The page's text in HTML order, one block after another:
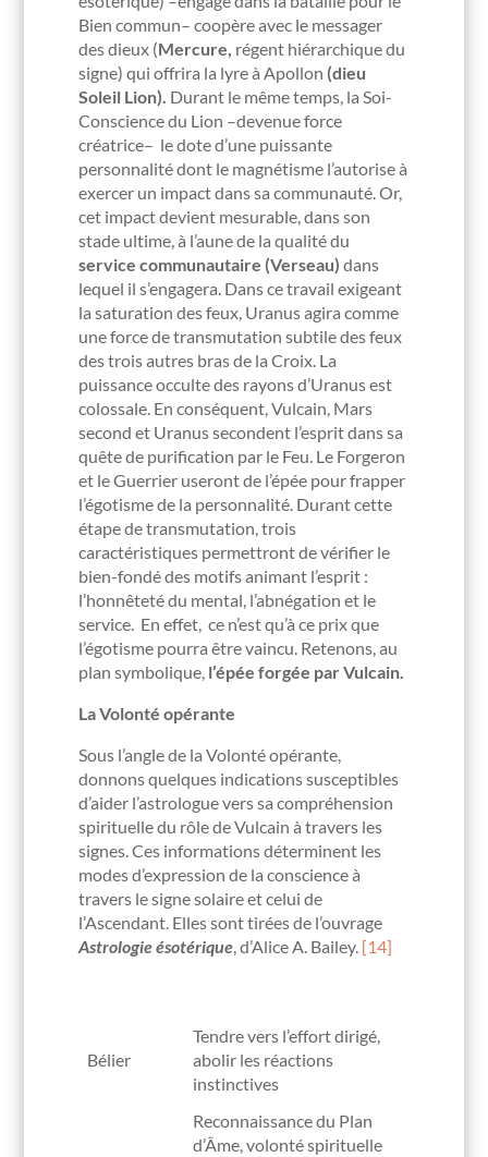
Bien commun– coopère avec le messager
des dieux (Mercure, régent hiérarchique du
signe) qui offrira la lyre à Apollon (dieu
Soleil Lion). Durant le même temps, la Soi-
Conscience du Lion –devenue force
créatrice– le dote d’une puissante
personnalité dont le magnétisme l’autorise à
exercer un impact dans sa communauté. Or,
cet impact devient mesurable, dans son
stade ultime, à l’aune de la qualité du
service communautaire (Verseau) dans
lequel il s’engagera. Dans ce travail exigeant
la saturation des feux, Uranus agira comme
une force de transmutation subtile des feux
des trois autres bras de la Croix. La
puissance occulte des rayons d’Uranus est
colossale. En conséquent, Vulcain, Mars
second et Uranus secondent l’esprit dans sa
quête de purification par le Feu. Le Forgeron
et le Guerrier useront de l’épée pour frapper
l’égotisme de la personnalité. Durant cette
étape de transmutation, trois
caractéristiques permettront de vérifier le
bien-fondé des motifs animant l’esprit :
l’honnêteté du mental, l’abnégation et le
service. En effet, ce n’est qu’à ce prix que
l’égotisme pourra être vaincu. Retenons, au
plan symbolique, l’épée forgée par Vulcain.
La Volonté opérante
Sous l’angle de la Volonté opérante,
donnons quelques indications susceptibles
d’aider l’astrologue vers sa compréhension
spirituelle du rôle de Vulcain à travers les
signes. Ces informations déterminent les
modes d’expression de la conscience à
travers le signe solaire et celui de
l’Ascendant. Elles sont tirées de l’ouvrage
Astrologie ésotérique, d’Alice A. Bailey. [14]
Bélier
Tendre vers l’effort dirigé,
abolir les réactions
instinctives
Reconnaissance du Plan
d’Âme, volonté spirituelle